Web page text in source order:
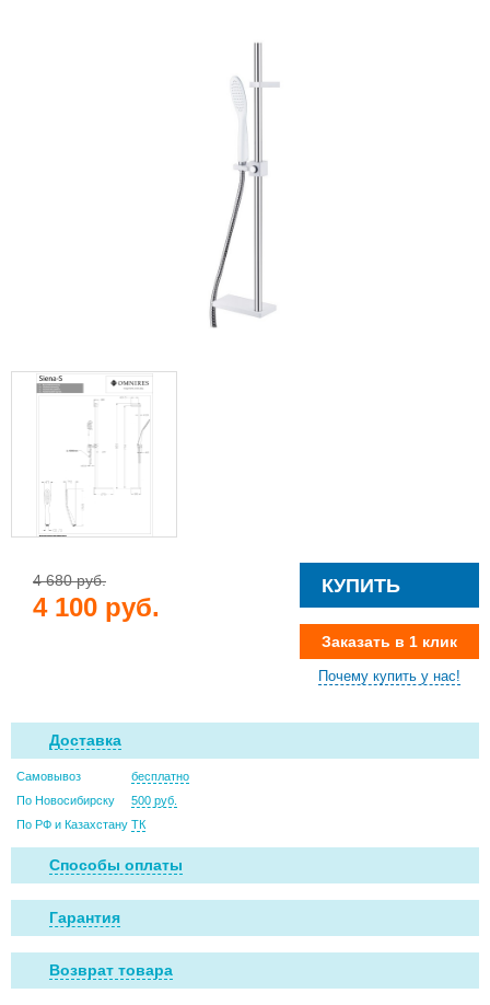
4 680 руб.
4 100 руб.
КУПИТЬ
Заказать в 1 клик
Почему купить у нас!
Доставка
Самовывоз
бесплатно
По Новосибирску
500 руб.
По РФ и Казахстану ТК
Способы оплаты
Гарантия
Возврат товара